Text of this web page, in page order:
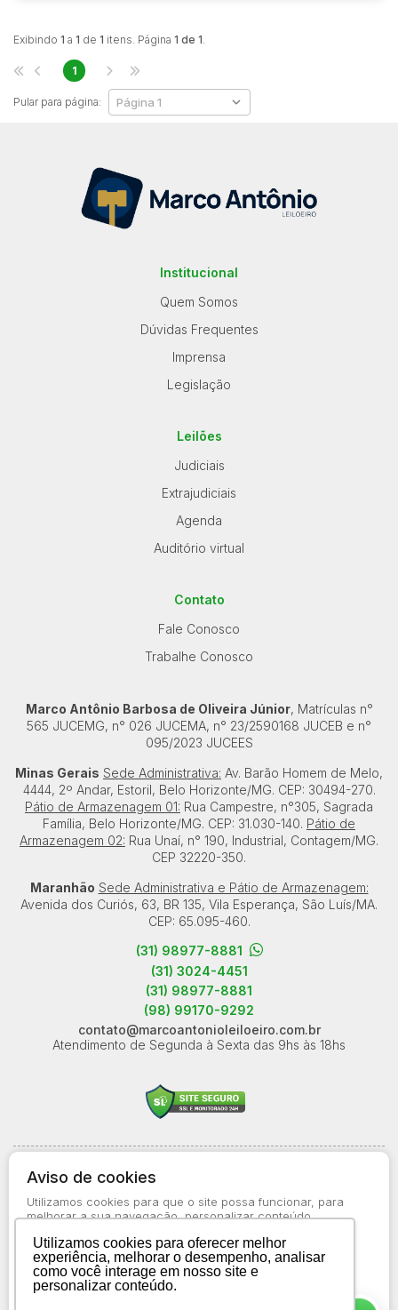
Utilizamos cookies para oferecer melhor
experiência, melhorar o desempenho, analisar
como você interage em nosso site e
personalizar conteúdo.
Exibindo 1 a 1 de 1 itens. Página 1 de 1.
Pular para página:
1
Institucional
Quem Somos
Dúvidas Frequentes
Imprensa
Legislação
Leilões
Judiciais
Extrajudiciais
Agenda
Auditório virtual
Contato
Fale Conosco
Trabalhe Conosco
Marco Antônio Barbosa de Oliveira Júnior, Matrículas n°
565 JUCEMG, n° 026 JUCEMA, n° 23/2590168 JUCEB e n°
095/2023 JUCEES
Minas Gerais Sede Administrativa: Av. Barão Homem de Melo,
4444, 2º Andar, Estoril, Belo Horizonte/MG. CEP: 30494-270.
Pátio de Armazenagem 01: Rua Campestre, n°305, Sagrada
Família, Belo Horizonte/MG. CEP: 31.030-140. Pátio de
Armazenagem 02: Rua Unaí, n° 190, Industrial, Contagem/MG.
CEP 32220-350.
Maranhão Sede Administrativa e Pátio de Armazenagem:
Avenida dos Curiós, 63, BR 135, Vila Esperança, São Luís/MA.
CEP: 65.095-460.
(31) 98977-8881
(31) 3024-4451
(31) 98977-8881
(98) 99170-9292
contato@marcoantonioleiloeiro.com.br
Atendimento de Segunda à Sexta das 9hs às 18hs
Aviso de Cookies
Termos de Uso
Aviso de cookies
Utilizamos cookies para que o site possa funcionar, para
melhorar a sua navegação, personalizar conteúdo
estatísticas sobre o uso do site. Saiba mais no
Cookies